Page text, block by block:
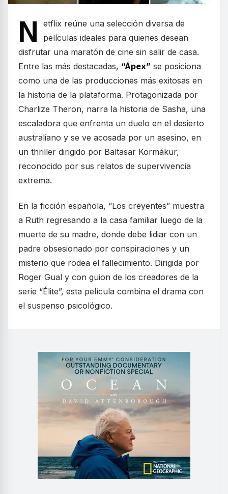
N
etflix reúne una selección diversa de
películas ideales para quienes desean
disfrutar una maratón de cine sin salir de casa.
Entre las más destacadas, “Ápex” se posiciona
como una de las producciones más exitosas en
la historia de la plataforma. Protagonizada por
Charlize Theron, narra la historia de Sasha, una
escaladora que enfrenta un duelo en el desierto
australiano y se ve acosada por un asesino, en
un thriller dirigido por Baltasar Kormákur,
reconocido por sus relatos de supervivencia
extrema.
En la ficción española, “Los creyentes” muestra
a Ruth regresando a la casa familiar luego de la
muerte de su madre, donde debe lidiar con un
padre obsesionado por conspiraciones y un
misterio que rodea el fallecimiento. Dirigida por
Roger Gual y con guion de los creadores de la
serie “Élite”, esta película combina el drama con
el suspenso psicológico.